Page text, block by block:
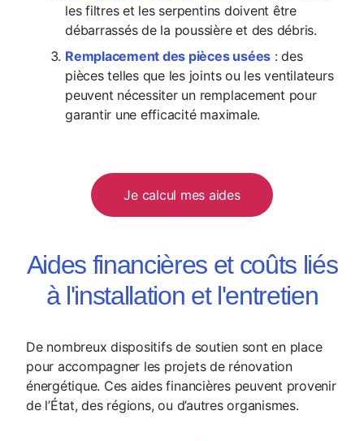
les filtres et les serpentins doivent être
débarrassés de la poussière et des débris.
Remplacement des pièces usées : des
pièces telles que les joints ou les ventilateurs
peuvent nécessiter un remplacement pour
garantir une efficacité maximale.
Je calcul mes aides
Aides financières et coûts liés
à l'installation et l'entretien
De nombreux dispositifs de soutien sont en place
pour accompagner les projets de rénovation
énergétique. Ces aides financières peuvent provenir
de l’État, des régions, ou d’autres organismes.